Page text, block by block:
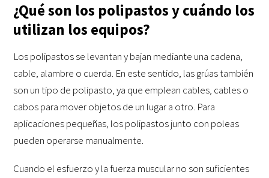
¿Qué son los polipastos y cuándo los
utilizan los equipos?
Los polipastos se levantan y bajan mediante una cadena,
cable, alambre o cuerda. En este sentido, las grúas también
son un tipo de polipasto, ya que emplean cables, cables o
cabos para mover objetos de un lugar a otro. Para
aplicaciones pequeñas, los polipastos junto con poleas
pueden operarse manualmente.
Cuando el esfuerzo y la fuerza muscular no son suficientes